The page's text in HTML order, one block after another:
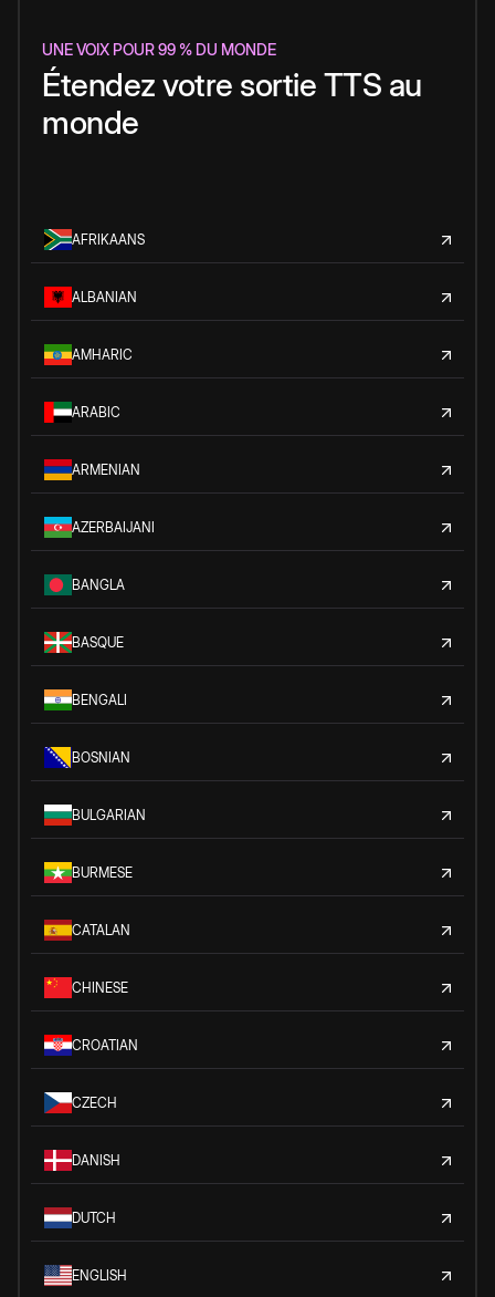
UNE VOIX POUR 99 % DU MONDE
Étendez votre sortie TTS au
monde
AFRIKAANS
ALBANIAN
AMHARIC
ARABIC
ARMENIAN
AZERBAIJANI
BANGLA
BASQUE
BENGALI
BOSNIAN
BULGARIAN
BURMESE
CATALAN
CHINESE
CROATIAN
CZECH
DANISH
DUTCH
ENGLISH